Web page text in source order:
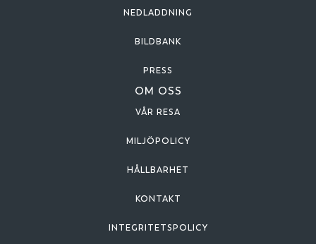
NEDLADDNING
BILDBANK
PRESS
OM OSS
VÅR RESA
MILJÖPOLICY
HÅLLBARHET
KONTAKT
INTEGRITETSPOLICY